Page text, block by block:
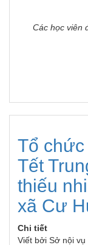
Các học viên
Tổ
Tết
thiếu
xã Cư
Chi tiết
Viết bởi Sở nội vụ